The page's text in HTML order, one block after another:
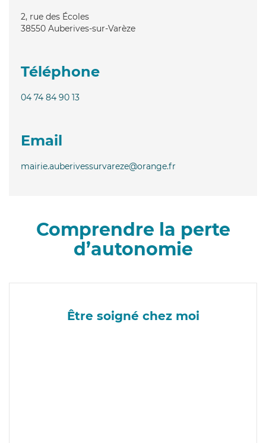
2, rue des Écoles
38550 Auberives-sur-Varèze
Téléphone
04 74 84 90 13
Email
mairie.auberivessurvareze@orange.fr
Comprendre la perte
d’autonomie
Être soigné chez moi